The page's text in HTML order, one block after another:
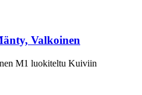
Valkoinen
M1 luokiteltu Kuiviin